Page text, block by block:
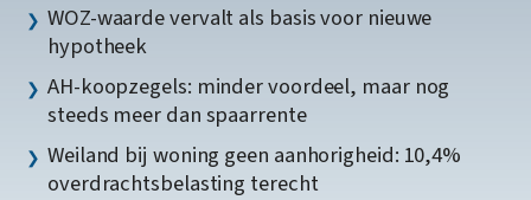
WOZ-waarde vervalt als basis voor nieuwe
hypotheek
AH-koopzegels: minder voordeel, maar nog
steeds meer dan spaarrente
Weiland bij woning geen aanhorigheid: 10,4%
overdrachtsbelasting terecht